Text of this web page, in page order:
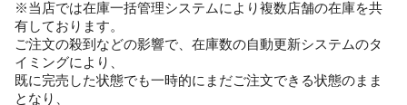
※当店では在庫一括管理システムにより複数店舗の在庫を共
有しております。
ご注文の殺到などの影響で、在庫数の自動更新システムのタ
イミングにより、
既に完売した状態でも一時的にまだご注文できる状態のまま
となり、